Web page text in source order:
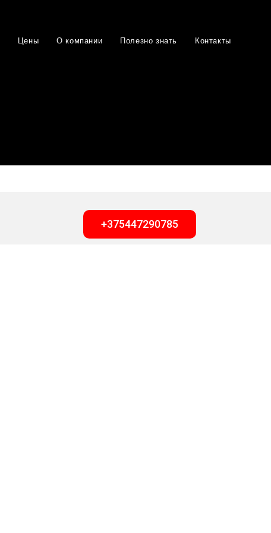
Цены О компании Полезно знать Контакты
+375447290785